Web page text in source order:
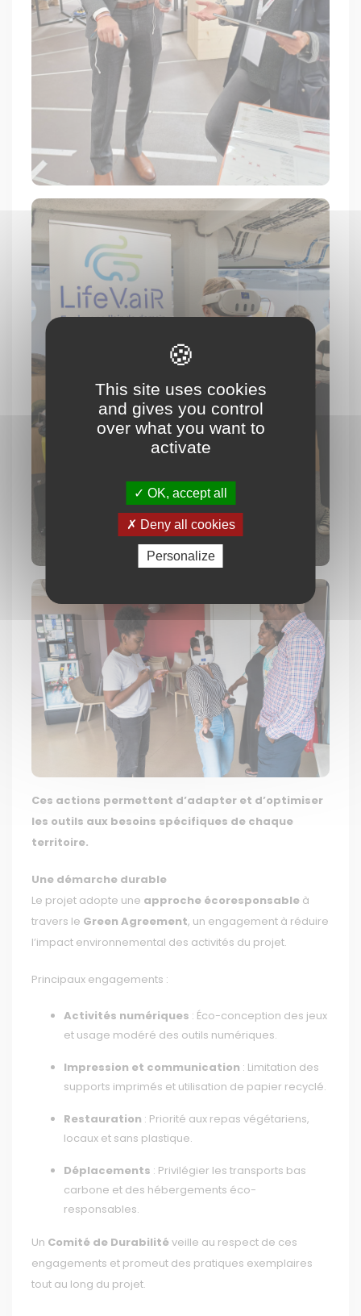
Ces actions permettent d’adapter et d’optimiser
les outils aux besoins spécifiques de chaque
territoire.
Une démarche durable
Le projet adopte une approche écoresponsable à
travers le Green Agreement, un engagement à réduire
l’impact environnemental des activités du projet.
Principaux engagements :
Activités numériques : Éco-conception des jeux
et usage modéré des outils numériques.
Impression et communication : Limitation des
supports imprimés et utilisation de papier recyclé.
Restauration : Priorité aux repas végétariens,
locaux et sans plastique.
Déplacements : Privilégier les transports bas
carbone et des hébergements éco-
responsables.
Un Comité de Durabilitéveille au respect de ces
engagements et promeut des pratiques exemplaires
tout au long du projet.
This site uses cookies
and gives you control
over what you want to
activate
OK, accept all
Deny all cookies
Personalize